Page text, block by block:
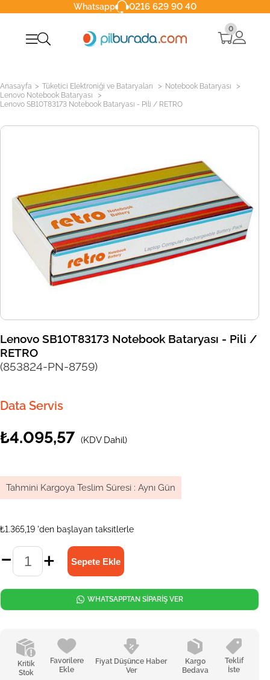
Whatsapp 0216 629 90 40
0
Anasayfa > Tüketici Elektroniği ve Bataryaları > Notebook Bataryası >
Lenovo Notebook Bataryası >
Lenovo SB10T83173 Notebook Bataryası - Pili / RETRO
Lenovo SB10T83173 Notebook Bataryası - Pili /
RETRO
(853824-PN-8759)
Data Servis
₺4.095,57 (KDV Dahil)
Tahmini Kargoya Teslim Süresi : Aynı Gün
₺1.365,19 'den başlayan taksitlerle
Kritik
Stok
Favorilere
Ekle
Fiyat Düşünce Haber
Ver
Kargo
Bedava
Teklif
İste
WHATSAPPTAN SİPARİŞ VER